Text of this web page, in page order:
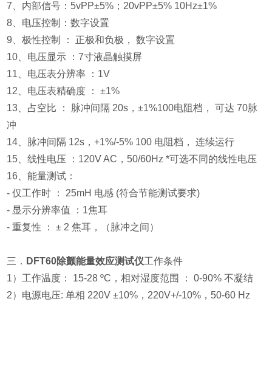
7、内部信号：5vPP±5%；20vPP±5% 10Hz±1%
8、电压控制：数字设置
9、极性控制 ： 正极和负极， 数字设置
10、电压显示 ：7寸液晶触摸屏
11、电压表分辨率 ：1V
12、电压表精确度 ： ±1%
13、占空比 ： 脉冲间隔 20s，±1%100电阻档， 可达 70脉
冲
14、脉冲间隔 12s，+1%/-5% 100 电阻档， 连续运行
15、线性电压 ：120V AC，50/60Hz *可选不同的线性电压
16、能量测试：
- 仅工作时 ： 25mH 电感 (符合节能测试要求)
- 显示分辨率值 ：1焦耳
- 重复性 ： ± 2 焦耳，（脉冲之间）
三． DFT60除颤能量效应测试仪工作条件
1）工作温度： 15-28 ºC，相对湿度范围 ： 0-90% 不凝结
2）电源电压: 单相 220V ±10%，220V+/-10%，50-60 Hz